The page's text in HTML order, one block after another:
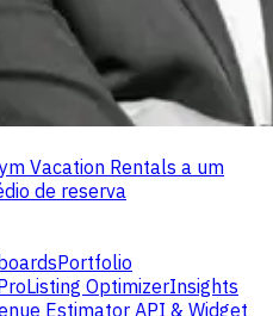
Vacation Rentals a um
de reserva
Portfolio
Listing OptimizerInsights
Estimator API & Widget